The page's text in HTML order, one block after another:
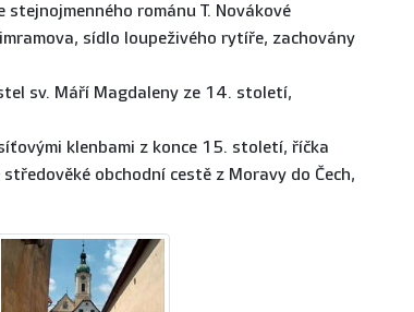
románu T. Novákové
sídlo loupeživého rytíře, zachovány
sv. Máří Magdaleny ze 14. století,
klenbami z konce 15. století, říčka
obchodní cestě z Moravy do Čech,